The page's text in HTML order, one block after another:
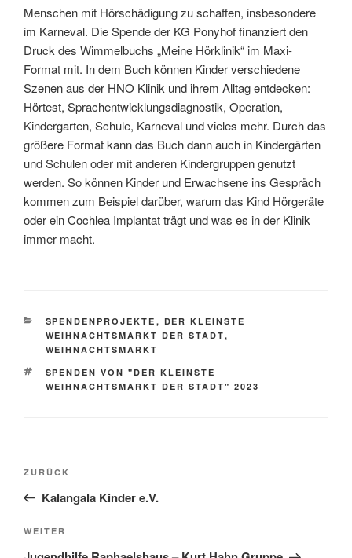
Menschen mit Hörschädigung zu schaffen, insbesondere
im Karneval. Die Spende der KG Ponyhof finanziert den
Druck des Wimmelbuchs „Meine Hörklinik“ im Maxi-
Format mit. In dem Buch können Kinder verschiedene
Szenen aus der HNO Klinik und ihrem Alltag entdecken:
Hörtest, Sprachentwicklungsdiagnostik, Operation,
Kindergarten, Schule, Karneval und vieles mehr. Durch das
größere Format kann das Buch dann auch in Kindergärten
und Schulen oder mit anderen Kindergruppen genutzt
werden. So können Kinder und Erwachsene ins Gespräch
kommen zum Beispiel darüber, warum das Kind Hörgeräte
oder ein Cochlea Implantat trägt und was es in der Klinik
immer macht.
KATEGORIEN
SPENDENPROJEKTE , DER KLEINSTE
WEIHNACHTSMARKT DER STADT,
WEIHNACHTSMARKT
SCHLAGWÖRTER
SPENDEN VON "DER KLEINSTE
WEIHNACHTSMARKT DER STADT" 2023
Beitragsnavigation
Vorheriger
Beitrag
ZURÜCK
Kalangala Kinder e.V.
Nächster
Beitrag
WEITER